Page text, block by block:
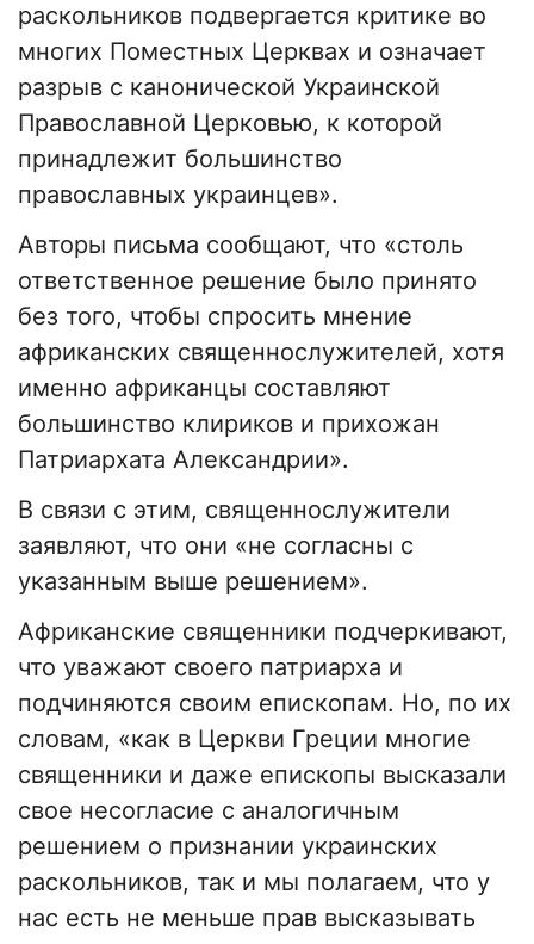
раскольников подвергается критике во
многих Поместных Церквах и означает
разрыв с канонической Украинской
Православной Церковью, к которой
принадлежит большинство
православных украинцев».
Авторы письма сообщают, что «столь
ответственное решение было принято
без того, чтобы спросить мнение
африканских священнослужителей, хотя
именно африканцы составляют
большинство клириков и прихожан
Патриархата Александрии».
В связи с этим, священнослужители
заявляют, что они «не согласны с
указанным выше решением».
Африканские священники подчеркивают,
что уважают своего патриарха и
подчиняются своим епископам. Но, по их
словам, «как в Церкви Греции многие
священники и даже епископы высказали
свое несогласие с аналогичным
решением о признании украинских
раскольников, так и мы полагаем, что у
нас есть не меньше прав высказывать